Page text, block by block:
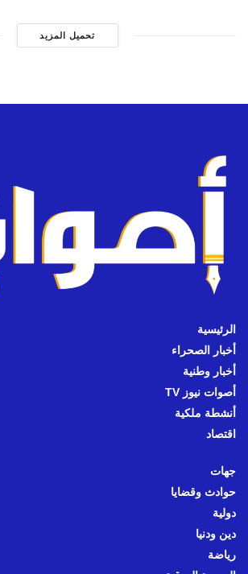
تحميل المزيد
الرئيسية
أخبار الصحراء
أخبار وطنية
أصوات نيوز TV
أنشطة ملكية
اقتصاد
جهات
حوادث وقضايا
دولية
دين ودنيا
رياضة